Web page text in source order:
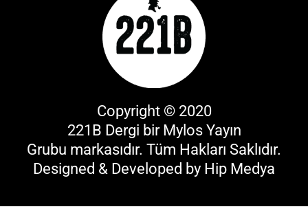
Copyright © 2020
221B Dergi bir Mylos Yayın
Grubu markasıdır. Tüm Hakları Saklıdır.
Designed & Developed by Hip Medya